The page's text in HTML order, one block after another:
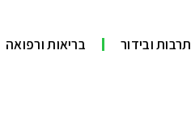
תרבות ובידור בריאות ורפואה